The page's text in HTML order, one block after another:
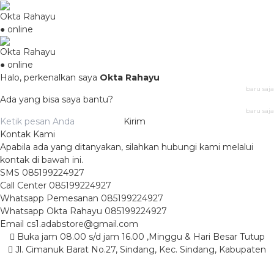
Okta Rahayu
● online
Okta Rahayu
● online
Halo, perkenalkan saya Okta Rahayu
baru saja
Ada yang bisa saya bantu?
baru saja
Kirim
Kontak Kami
Apabila ada yang ditanyakan, silahkan hubungi kami melalui
kontak di bawah ini.
SMS 085199224927
Call Center 085199224927
Whatsapp Pemesanan 085199224927
Whatsapp Okta Rahayu 085199224927
Email cs1.adabstore@gmail.com
Buka jam 08.00 s/d jam 16.00 ,Minggu & Hari Besar Tutup
Jl. Cimanuk Barat No.27, Sindang, Kec. Sindang, Kabupaten